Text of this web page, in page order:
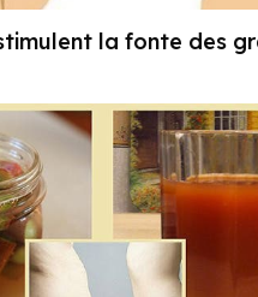
la fonte des